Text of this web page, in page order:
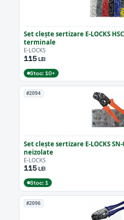
Set clește sertizare E-LOCKS
terminale
E-LOCKS
115LEI
Stoc: 10+
#2094
Set clește sertizare E-LOCKS
neizolate
E-LOCKS
115LEI
Stoc: 1
#2096